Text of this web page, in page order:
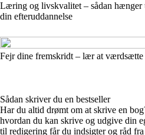
Læring og livskvalitet – sådan hænger
din efteruddannelse
Fejr dine fremskridt – lær at værdsætte
Sådan skriver du en bestseller
Har du altid drømt om at skrive en
hvordan du kan skrive og udgive din
til redigering får du indsigter og råd